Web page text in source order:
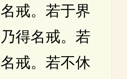
戒。若于界
得名戒。若
戒。若不休